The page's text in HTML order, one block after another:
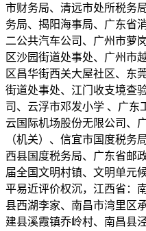
市财务局、清远市处所税务
务局、揭阳海事局、广东省
二公共汽车公司、广州市萝
区沙园街道处事处、广州市
区昌华街西关大屋社区、东
街道处事处、江门收支境查
司、云浮市邓发小学 、广东
云国际机场股份无限公司、
（机关）、信宜市国度税务
西县国度税务局、广东省邮
届全国文明村镇、文明单元
平易近评价权沉，江西省：
县西湖李家、南昌市湾里区
建县溪霞镇乔岭村、南昌县